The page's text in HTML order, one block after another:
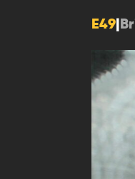
E49